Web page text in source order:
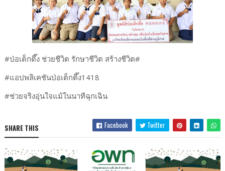
#ป่อเต็กตึ๊ง ช่วยชีวิต รักษาชีวิต สร้างชีวิต#
#แอปพลิเคชันป่อเต็กตึ๊ง1418
#ช่วยจริงอุ่นใจแม้ในนาทีฉุกเฉิน
SHARE THIS Facebook Twitter